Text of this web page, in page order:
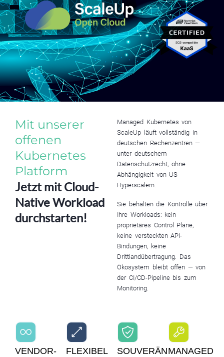
Mit unserer
offenen
Kubernetes
Platform
Jetzt mit Cloud-
Native Workload
durchstarten!
Managed Kubernetes von
ScaleUp läuft vollständig in
deutschen Rechenzentren —
unter deutschem
Datenschutzrecht, ohne
Abhängigkeit von US-
Hyperscalern.
Sie behalten die Kontrolle über
Ihre Workloads: kein
proprietäres Control Plane,
keine versteckten API-
Bindungen, keine
Drittlandübertragung. Das
Ökosystem bleibt offen — von
der CI/CD-Pipeline bis zum
Monitoring.
VENDOR-
FLEXIBEL SOUVERÄNMANAGED